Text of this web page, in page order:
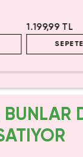
1.199,99 TL